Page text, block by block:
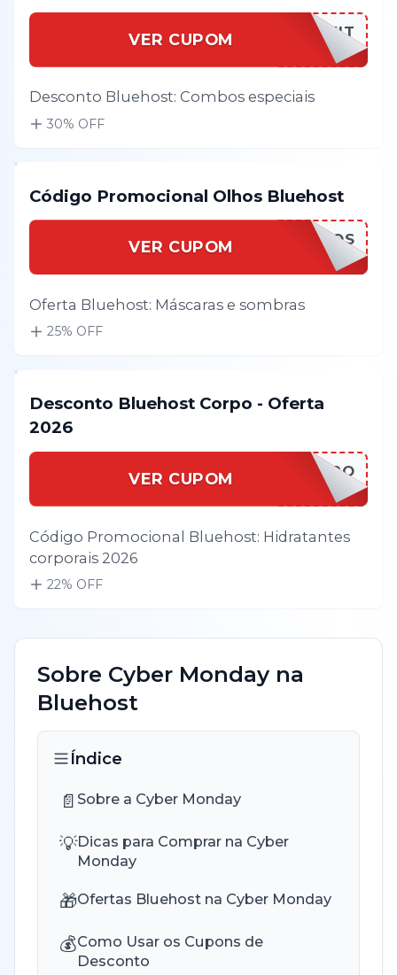
VER CUPOM BLUEHOKIT
Desconto Bluehost: Combos especiais
30% OFF
Código Promocional Olhos Bluehost
VER CUPOMBLUEHOOLHOS
Oferta Bluehost: Máscaras e sombras
25% OFF
Desconto Bluehost Corpo - Oferta
2026
VER CUPOMBLUEHOCORPO
Código Promocional Bluehost: Hidratantes
corporais 2026
22% OFF
Sobre Cyber Mondayna
Bluehost
Índice
📄 Sobre a Cyber Monday
💡Dicas para Comprar na Cyber
Monday
🎁Ofertas Bluehost na Cyber Monday
💰Como Usar os Cupons de
Desconto